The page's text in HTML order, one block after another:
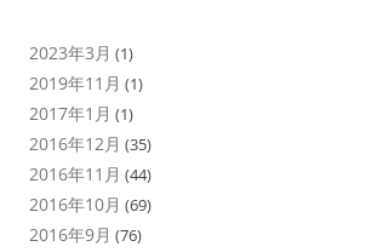
2023年3月 (1)
2019年11月 (1)
2017年1月 (1)
2016年12月 (35)
2016年11月 (44)
2016年10月 (69)
2016年9月 (76)